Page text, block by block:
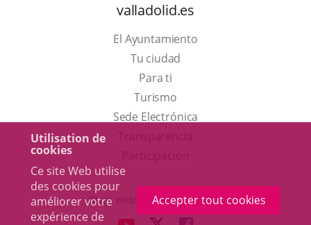
Utilisation de
cookies
Ce site Web utilise
des cookies pour
améliorer votre
expérience de
Accepter tout cookies
valladolid.es
El Ayuntamiento
Tu ciudad
Para ti
TurismoEste
enlace
una
ventana
Sede Electrónica
externa.
Otras webs del ayuntamiento